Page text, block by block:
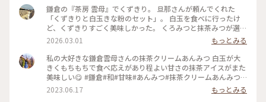
鎌倉の『茶房 雲母』でくずきり。 旦那さんが頼んでくれた
「くずきりと白玉きな粉のセット」。 白玉を食べに行ったけ
ど、くずきりすごく美味しかった。 くろみつと抹茶みつが選べ
ます。 1時間待ちを想定して行ったら、30分も待たずに入れ
た。 梅の見える特等席。 けど、席についてから出てくるまで
30分弱かかったので、だいたい1時間。 1時間くらいなら、並
んでも食べたいクオリティ。 #神奈川#鎌倉#茶房雲母#白玉#お
もちずき#Ayuのおやつ#はじめての鎌倉
2026.03.01
もっとみる
私の大好きな鎌倉雲母さんの抹茶クリームあんみつ 白玉が大
きくもちもちで食べ応えがあり程よい甘さの抹茶アイスがまた
美味しい😋 #鎌倉#和#甘味#あんみつ#抹茶クリームあんみつ#
雲母
2023.06.17 もっとみる